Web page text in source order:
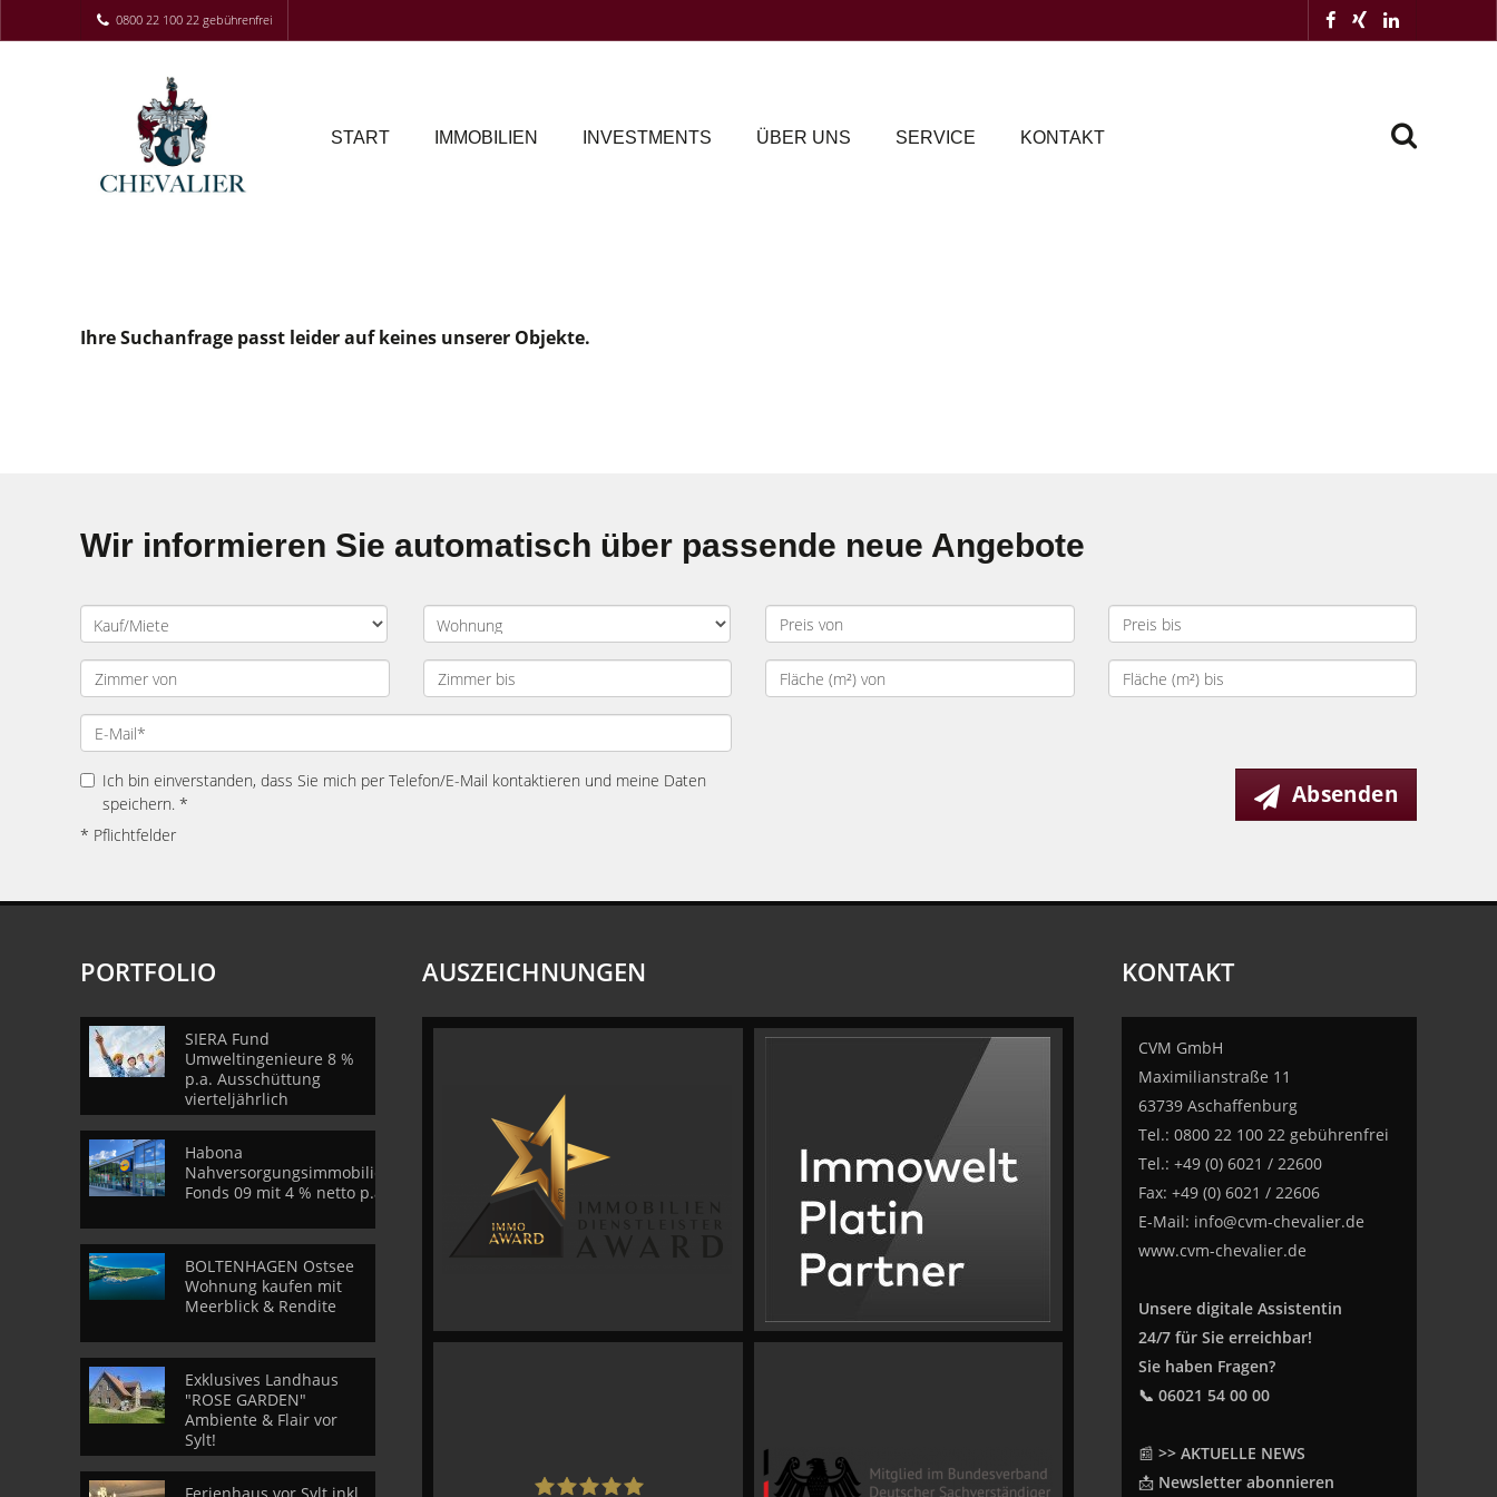
0800 22 100 22 gebührenfrei
START IMMOBILIEN INVESTMENTS ÜBER UNS SERVICE KONTAKT
Ihre Suchanfrage passt leider auf keines unserer Objekte.
Wir informieren Sie automatisch über passende neue Angebote
Ich bin einverstanden, dass Sie mich per Telefon/E-Mail kontaktieren und meine Daten
speichern. *
* Pflichtfelder
Absenden
PORTFOLIO
SIERA Fund
Umweltingenieure 8 %
p.a. Ausschüttung
vierteljährlich
Habona
Nahversorgungsimmobilien
Fonds 09 mit 4 % netto p.a.
BOLTENHAGEN Ostsee
Wohnung kaufen mit
Meerblick & Rendite
Exklusives Landhaus
"ROSE GARDEN"
Ambiente & Flair vor
Sylt!
AUSZEICHNUNGEN KONTAKT
CVM GmbH
Maximilianstraße 11
63739 Aschaffenburg
Tel.: 0800 22 100 22 gebührenfrei
Tel.: +49 (0) 6021 / 22600
Fax: +49 (0) 6021 / 22606
E-Mail: info@cvm-chevalier.de
www.cvm-chevalier.de
Unsere digitale Assistentin
24/7 für Sie erreichbar!
Sie haben Fragen?
📞 06021 54 00 00
📰 >> AKTUELLE NEWS
📩 Newsletter abonnieren